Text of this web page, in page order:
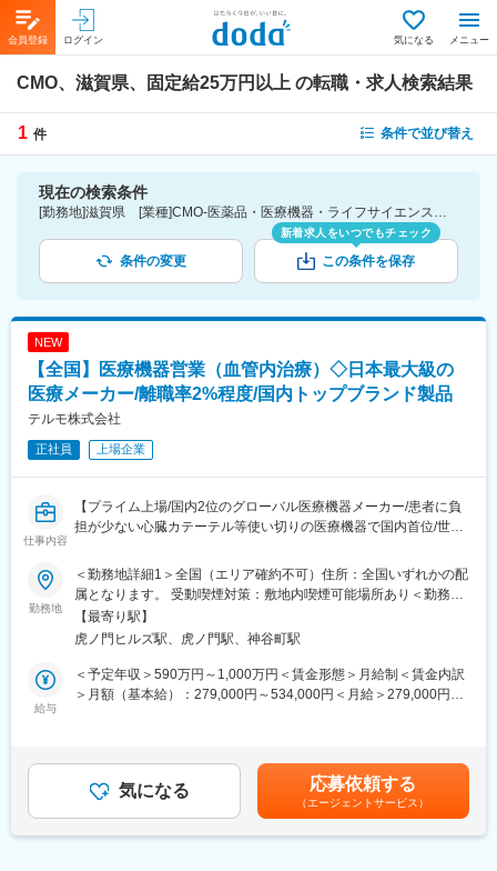
会員登録 ログイン 気になる メニュー
CMO、滋賀県、固定給25万円以上 の転職・求人検索結果
1 件 条件で並び替え
現在の検索条件
[勤務地]滋賀県 [業種]CMO-医薬品・医療機器・ライフサイエンス・医療系サービス [詳細条件](待遇・福利厚生)固定給25万円以上
条件の変更
新着求人をいつでもチェック
この条件を保存
NEW
【全国】医療機器営業（血管内治療）◇日本最大級の
医療メーカー/離職率2%程度/国内トップブランド製品
テルモ株式会社
正社員 上場企業
仕事内容
【プライム上場/国内2位のグローバル医療機器メーカー/患者に負
担が少ない心臓カテーテル等使い切りの医療機器で国内首位/世界
■メインミッション：
担当エリアの病院（主に医師）に対し、当社のインターベンショ
ナルシステムズ事業（血管内治療）にて扱っている製品を提案し
ていただきます。
製品の販売、サービスの提供を通じて医療現場の改題を解決する
ことで医療に貢献し、テルモブランドを育成することがミッショ
・担当製品の販売活動、各種販促イベントの企画運営
・製品適正使用のための技術サポート（手術の立会いあり）
・製品適正使用に必要となる文献・資料・製品関連情報の提供
勤務地
＜勤務地詳細1＞全国（エリア確約不可）住所：全国いずれかの配
属となります。 受動喫煙対策：敷地内喫煙可能場所あり＜勤務地
詳細2＞虎ノ門ヒルズステーションタワー住所：東京都港区虎ノ門
２丁目６－１ 虎ノ門ヒルズ ステーションタワー 受動喫煙対策：
ートワーク含む）
【最寄り駅】
虎ノ門ヒルズ駅、虎ノ門駅、神谷町駅
給与
＜予定年収＞590万円～1,000万円＜賃金形態＞月給制＜賃金内訳
＞月額（基本給）：279,000円～534,000円＜月給＞279,000円～
はあくまでも目安の金額であり、選考を通じて上下する可能性が
あります。月給(月額)は固定手当を含めた表記です。
気になる 応募依頼する
（エージェントサービス）